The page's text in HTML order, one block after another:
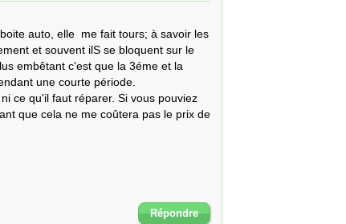
auto, elle  me fait tours; à savoir les
et souvent ilS se bloquent sur le
embêtant c'est que la 3éme et la
une courte période.
ce qu'il faut réparer. Si vous pouviez
que cela ne me coûtera pas le prix de
Répondre